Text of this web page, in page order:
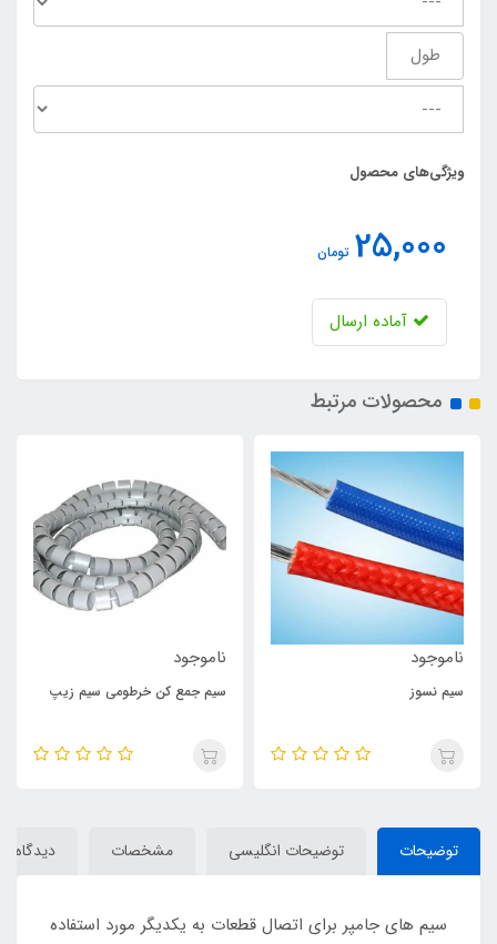
طول
ویژگی‌های محصول
25,000 تومان
آماده ارسال
محصولات مرتبط
ناموجود
سیم‌ نسوز
ناموجود
سیم جمع کن خرطومی سیم زیپ
توضیحات توضیحات انگلیسی مشخصات دیدگاه‌ها
سیم های جامپر برای اتصال قطعات به یکدیگر مورد استفاده